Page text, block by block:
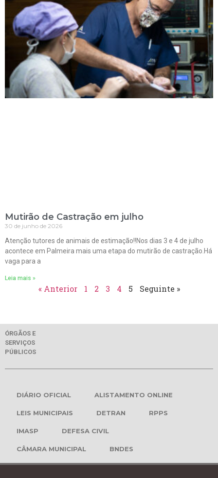
Mutirão de Castração em julho
30 de junho de 2026
Atenção tutores de animais de estimação!!Nos dias 3 e 4 de julho
acontece em Palmeira mais uma etapa do mutirão de castração.Há
vaga para a
Leia mais »
« Anterior 1 2 3 4 5 Seguinte »
ÓRGÃOS E
SERVIÇOS
PÚBLICOS
DIÁRIO OFICIAL ALISTAMENTO ONLINE
LEIS MUNICIPAIS DETRAN RPPS
IMASP DEFESA CIVIL
CÂMARA MUNICIPAL BNDES